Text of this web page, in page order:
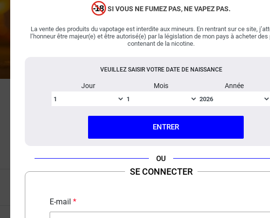
SI VOUS NE FUMEZ PAS, NE VAPEZ PAS.
La vente des produits du vapotage est interdite aux mineurs. En rentrant sur ce site,
l’honneur être majeur(e) et être autorisé(e) par la législation de mon pays à acheter des
contenant de la nicotine.
VEUILLEZ SAISIR VOTRE DATE DE NAISSANCE
Jour Mois Année
ENTRER
OU
SE CONNECTER
E-mail
associe un classic viril à une poignée de
croquantes. Aussi douce que puissante, la mixture de
Big Papa est complétée par un cafécorsé encore chaud.
Succulent, l'elixir imaginé par les aromaticiens est le
compromis parfait entre force et délicatesse : fascinant
Important : boosté en arômes
, vendu en flacon
Fabriqué en France ; Dosage PG/VG : 35% / 65%.